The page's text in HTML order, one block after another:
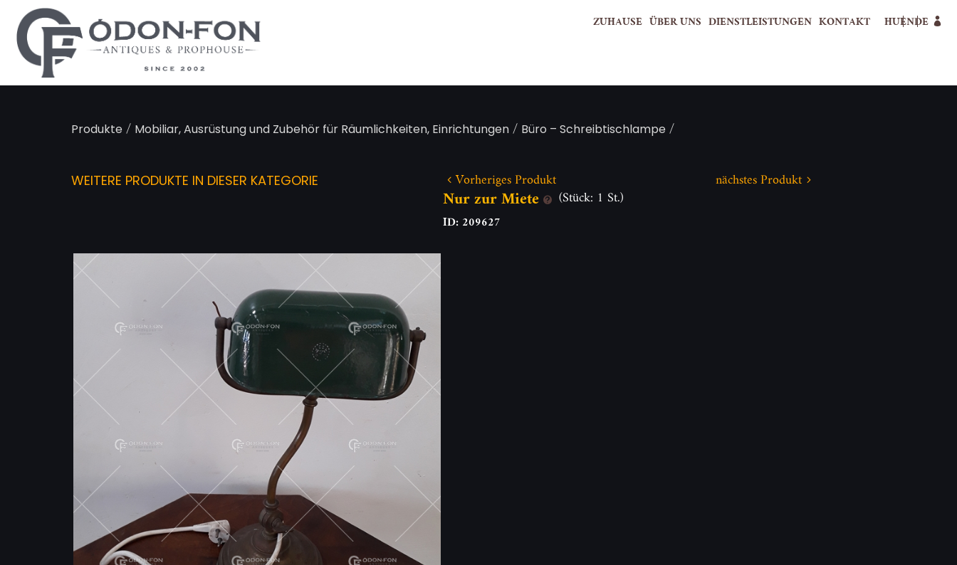
ZUHAUSE ÜBER UNS DIENSTLEISTUNGEN KONTAKT HUENDE
Produkte/ Mobiliar, Ausrüstung und Zubehör für Räumlichkeiten, Einrichtungen/ Büro – Schreibtischlampe/
WEITERE PRODUKTE IN DIESER KATEGORIE Vorheriges Produkt nächstes Produkt
Nur zur Miete (Stück: 1 St.)
ID: 209627
Cookie-Einstellungen